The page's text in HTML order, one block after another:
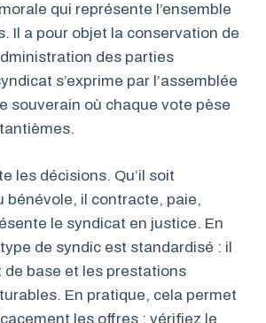
qui représente l’ensemble
Il a pour objet la conservation de
des parties
s’exprime par l’assemblée
souverain où chaque vote pèse
les décisions. Qu’il soit
bénévole, il contracte, paie,
le syndicat en justice. En
de syndic est standardisé : il
base et les prestations
En pratique, cela permet
les offres : vérifiez le